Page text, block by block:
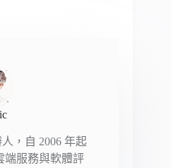
，自 2006 年起
端服務與軟體評